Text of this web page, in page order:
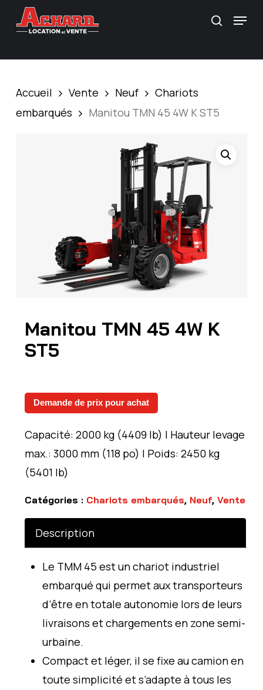
Menu
Accueil Vente Neuf
Chariots
embarqués
Manitou TMN 45 4W K ST5
Manitou TMN 45 4W K
ST5
Demande de prix pour achat
Capacité: 2000 kg (4409 lb) | Hauteur levage
max.: 3000 mm (118 po) | Poids: 2450 kg
(5401 lb)
Catégories : Chariots embarqués, Neuf, Vente
Description
Le TMM 45 est un chariot industriel
embarqué qui permet aux transporteurs
d’être en totale autonomie lors de leurs
livraisons et chargements en zone semi-
urbaine.
Compact et léger, il se fixe au camion en
toute simplicité et s’adapte à tous les